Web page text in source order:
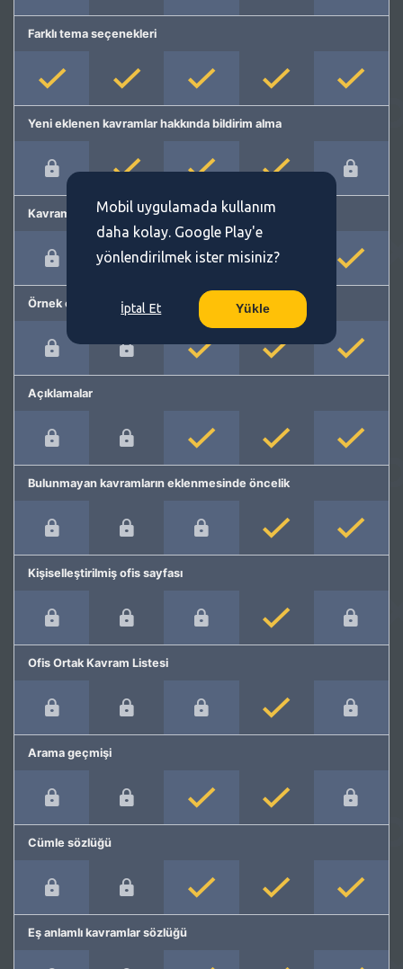
Farklı tema seçenekleri
Yeni eklenen kavramlar hakkında bildirim alma
Kavram önerme
Örnek cümleler
Açıklamalar
Bulunmayan kavramların eklenmesinde öncelik
Kişiselleştirilmiş ofis sayfası
Ofis Ortak Kavram Listesi
Arama geçmişi
Cümle sözlüğü
Eş anlamlı kavramlar sözlüğü
Mobil uygulamada kullanım
daha kolay. Google Play'e
yönlendirilmek ister misiniz?
İptal Et Yükle